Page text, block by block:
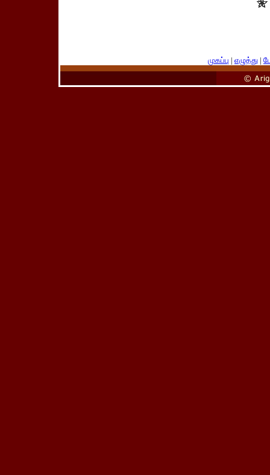
முகப்பு | எழுத்து |